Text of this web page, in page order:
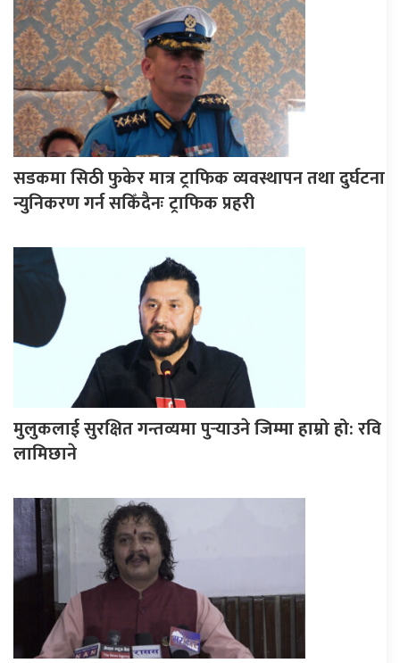
सडकमा सिठी फुकेर मात्र ट्राफिक व्यवस्थापन तथा दुर्घटना
न्युनिकरण गर्न सकिँदैनः ट्राफिक प्रहरी
मुलुकलाई सुरक्षित गन्तव्यमा पुर्‍याउने जिम्मा हाम्रो हो: रवि
लामिछाने